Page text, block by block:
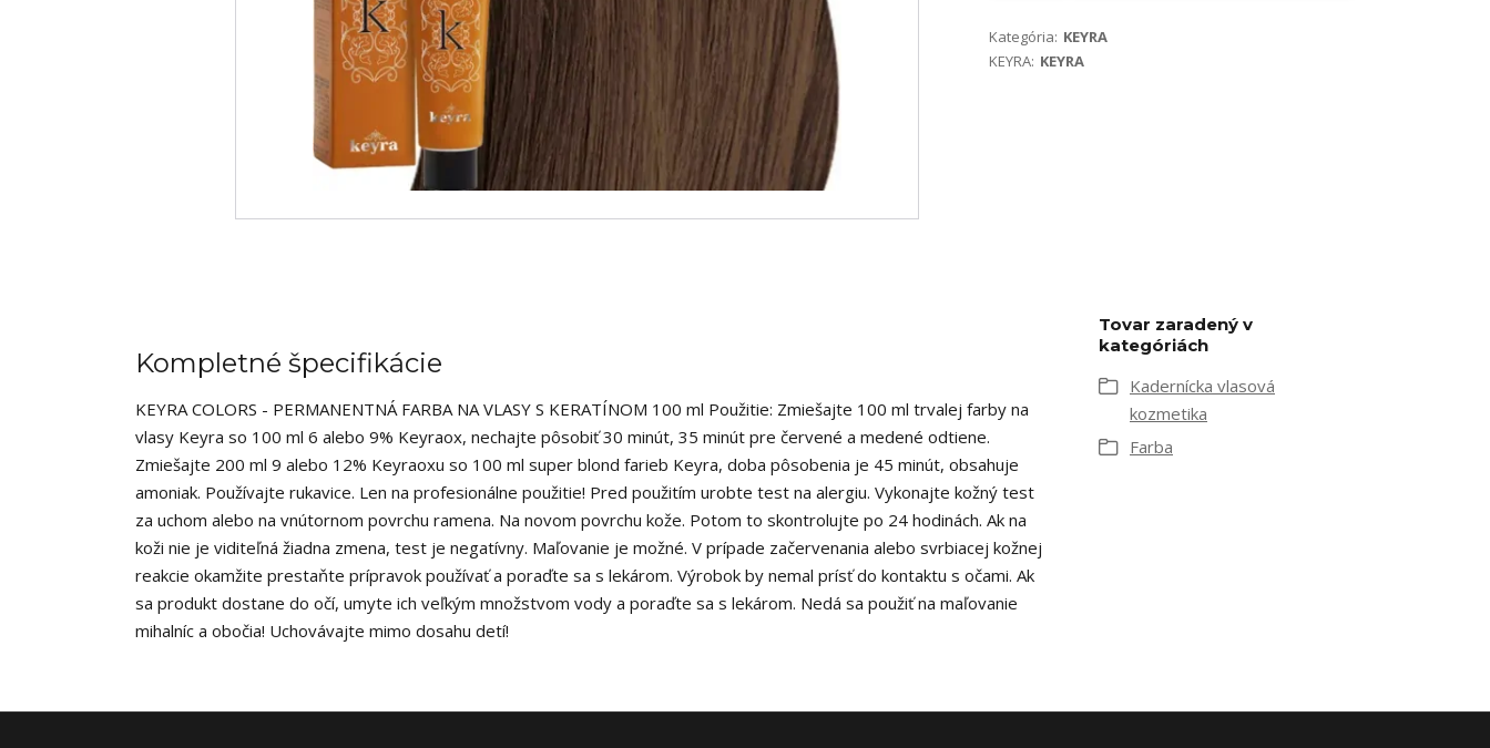
Kategória: KEYRA
KEYRA: KEYRA
Kompletné špecifikácie
KEYRA COLORS - PERMANENTNÁ FARBA NA VLASY S KERATÍNOM 100 ml Použitie: Zmiešajte 100 ml trvalej farby na
vlasy Keyra so 100 ml 6 alebo 9% Keyraox, nechajte pôsobiť 30 minút, 35 minút pre červené a medené odtiene.
Zmiešajte 200 ml 9 alebo 12% Keyraoxu so 100 ml super blond farieb Keyra, doba pôsobenia je 45 minút, obsahuje
amoniak. Používajte rukavice. Len na profesionálne použitie! Pred použitím urobte test na alergiu. Vykonajte kožný test
za uchom alebo na vnútornom povrchu ramena. Na novom povrchu kože. Potom to skontrolujte po 24 hodinách. Ak na
koži nie je viditeľná žiadna zmena, test je negatívny. Maľovanie je možné. V prípade začervenania alebo svrbiacej kožnej
reakcie okamžite prestaňte prípravok používať a poraďte sa s lekárom. Výrobok by nemal prísť do kontaktu s očami. Ak
sa produkt dostane do očí, umyte ich veľkým množstvom vody a poraďte sa s lekárom. Nedá sa použiť na maľovanie
mihalníc a obočia! Uchovávajte mimo dosahu detí!
Tovar zaradený v
kategóriách
Kadernícka vlasová
kozmetika
Farba